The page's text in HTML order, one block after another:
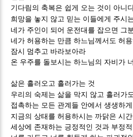
기다림의 축복은 쉽게 오는 것이 아니
희망을 놓지 않고 믿는 이들에게 주시
네가 주인이 되어 운전대를 잡으면 그
네가 허용하는 만큼 하느님께서도 허
잠시 멈추고 바라보아라
온 우주를 돌보시는 하느님의 자비가
삶은 흘러오고 흘러가는 것
우리의 숙제는 삶을 막지 않고 흘러가
접촉하는 모든 관계들 안에서 생생하
지금의 상태를 허용하시는 까닭은 시
세상에 존재하는 긍정적인 것과 부정